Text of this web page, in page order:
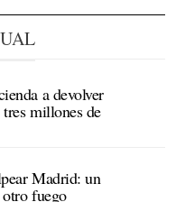
a devolver
millones de
Madrid: un
fuego